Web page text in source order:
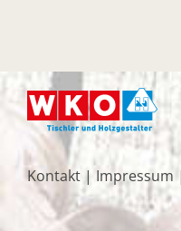
Kontakt | Impressum |